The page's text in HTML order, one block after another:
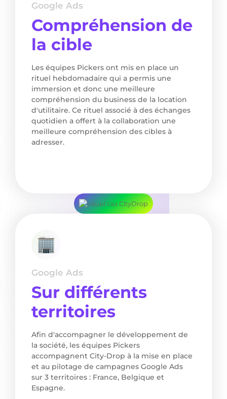
Google Ads
Compréhension de
la cible
Les équipes Pickers ont mis en place un
rituel hebdomadaire qui a permis une
immersion et donc une meilleure
compréhension du business de la location
d'utilitaire. Ce rituel associé à des échanges
quotidien a offert à la collaboration une
meilleure compréhension des cibles à
adresser.
Google Ads
Sur différents
territoires
Afin d'accompagner le développement de
la société, les équipes Pickers
accompagnent City-Drop à la mise en place
et au pilotage de campagnes Google Ads
sur 3 territoires : France, Belgique et
Espagne.